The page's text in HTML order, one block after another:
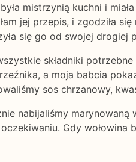
mistrzynią kuchni i
jej przepis, i zgodziła
się go od swojej drogiej
składniki
a moja babcia
sos chrzanowy,
nabijaliśmy
Gdy